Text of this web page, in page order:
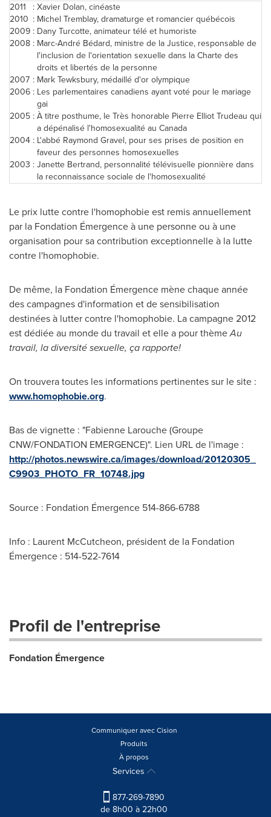
2011 :Xavier Dolan, cinéaste
2010 : Michel Tremblay, dramaturge et romancier québécois
2009 : Dany Turcotte, animateur télé et humoriste
2008 : Marc-André Bédard, ministre de la Justice, responsable de
l'inclusion de l'orientation sexuelle dans la Charte des
droits et libertés de la personne
2007 : Mark Tewksbury, médaillé d'or olympique
2006 : Les parlementaires canadiens ayant voté pour le mariage
gai
2005 :À titre posthume, le Très honorable Pierre Elliot Trudeau qui
a dépénalisé l'homosexualité au Canada
2004 : L'abbé Raymond Gravel, pour ses prises de position en
faveur des personnes homosexuelles
2003 :Janette Bertrand, personnalité télévisuelle pionnière dans
la reconnaissance sociale de l'homosexualité
Le prix lutte contre l'homophobie est remis annuellement
par la Fondation Émergence à une personne ou à une
organisation pour sa contribution exceptionnelle à la lutte
contre l'homophobie.
De même, la Fondation Émergence mène chaque année
des campagnes d'information et de sensibilisation
destinées à lutter contre l'homophobie. La campagne2012
estdédiée au monde du travail et elle a pour thèmeAu
travail, la diversité sexuelle, ça rapporte!
On trouvera toutes les informations pertinentes sur le site :
www.homophobie.org.
Bas de vignette : "Fabienne Larouche (Groupe
CNW/FONDATION EMERGENCE)". Lien URL de l'image :
http://photos.newswire.ca/images/download/20120305_
C9903_PHOTO_FR_10748.jpg
Source : Fondation Émergence 514-866-6788
Info : Laurent McCutcheon, président de la Fondation
Émergence : 514-522-7614
Profil de l'entreprise
Fondation Émergence
Communiquer avec Cision
Produits
À propos
Services
877-269-7890
de 8h00 à 22h00